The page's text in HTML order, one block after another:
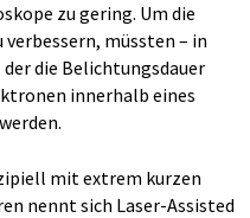
zu gering. Um die
müssten – in
die Belichtungsdauer
innerhalb eines
mit extrem kurzen
nennt sich Laser-Assisted